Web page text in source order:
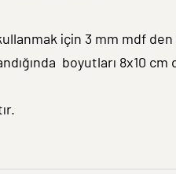
için 3 mm mdf
boyutları 8x10 cm